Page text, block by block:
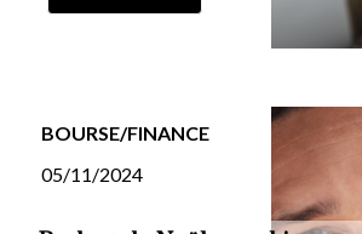
BOURSE/FINANCE
05/11/2024